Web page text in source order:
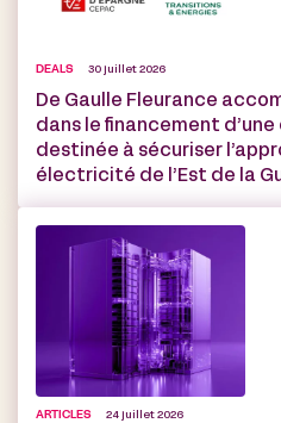
DEALS 30 juillet 2026
De Gaulle Fleurance
dans le financement
destinée à sécuriser
électricité de l’Est de la
ARTICLES 24 juillet 2026